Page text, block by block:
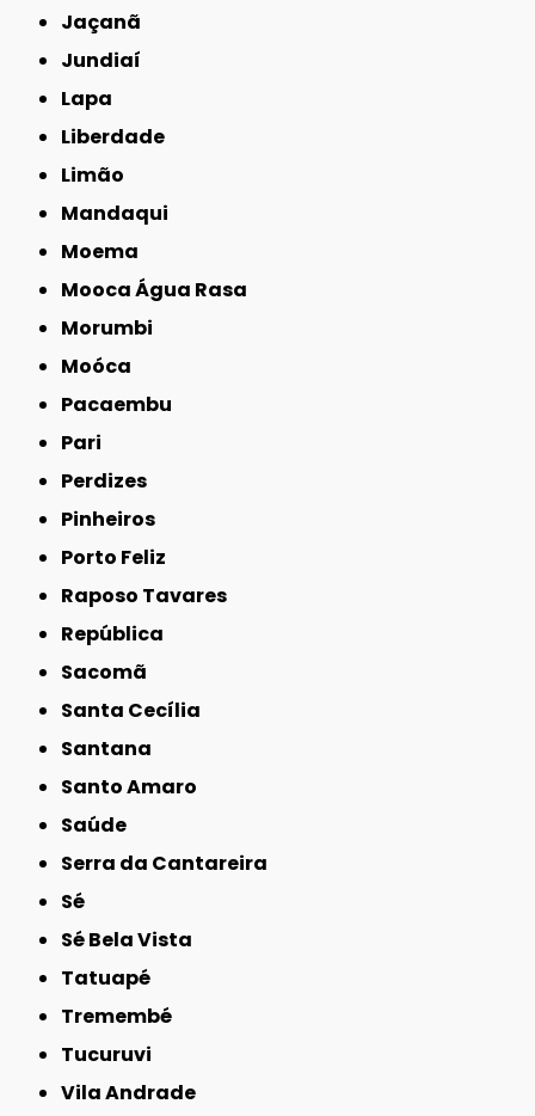
Jaçanã
Jundiaí
Lapa
Liberdade
Limão
Mandaqui
Moema
Mooca Água Rasa
Morumbi
Moóca
Pacaembu
Pari
Perdizes
Pinheiros
Porto Feliz
Raposo Tavares
República
Sacomã
Santa Cecília
Santana
Santo Amaro
Saúde
Serra da Cantareira
Sé
Sé Bela Vista
Tatuapé
Tremembé
Tucuruvi
Vila Andrade